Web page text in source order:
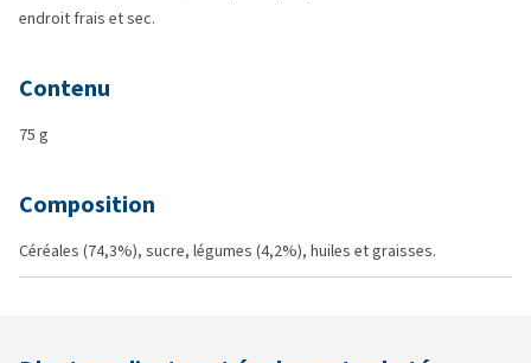
endroit frais et sec.
Contenu
75 g
Composition
Céréales (74,3%), sucre, légumes (4,2%), huiles et graisses.